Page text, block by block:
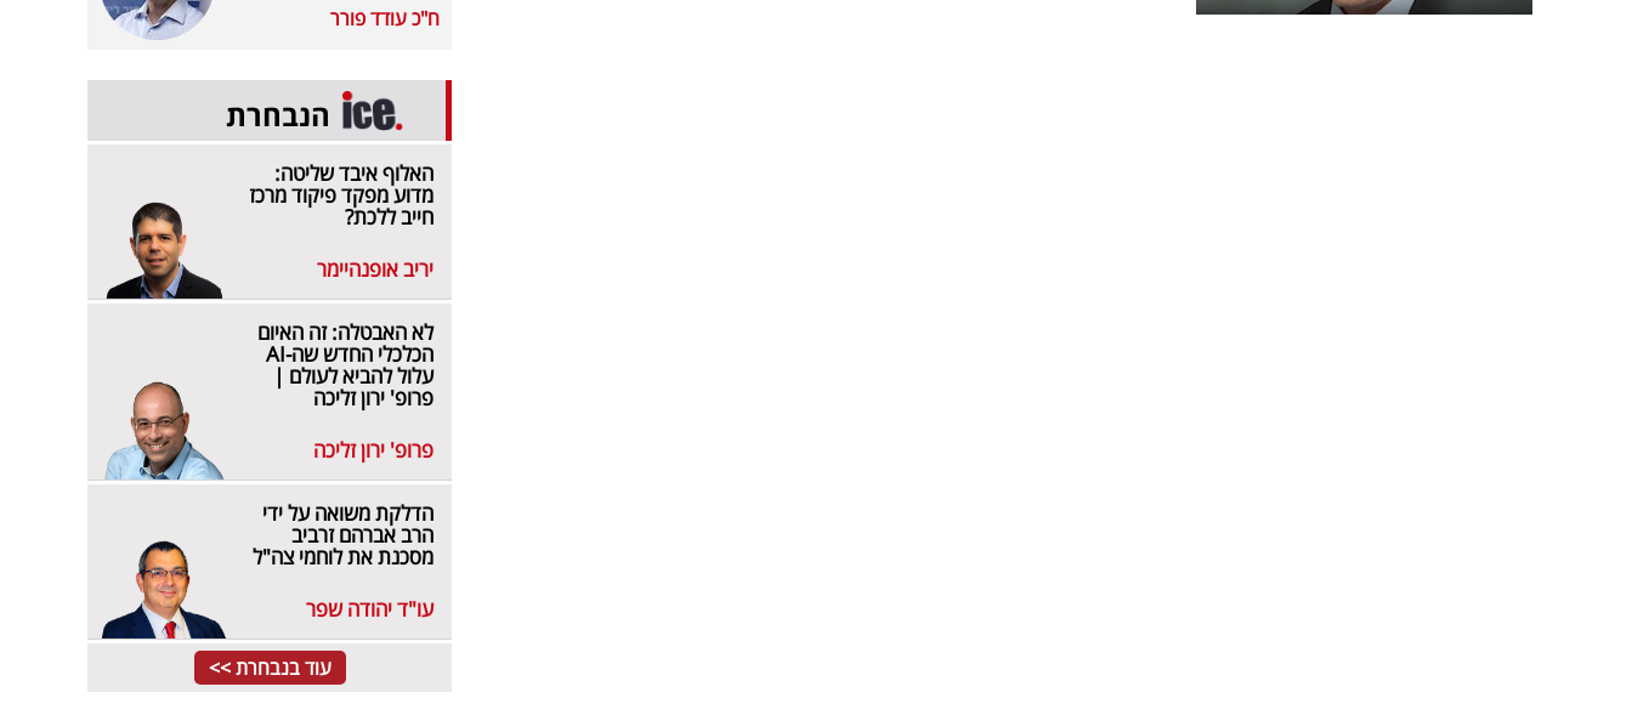
ח"כ עודד פורר
הנבחרת
האלוף איבד שליטה:
מדוע מפקד פיקוד מרכז
חייב ללכת?
יריב אופנהיימר
לא האבטלה: זה האיום
הכלכלי החדש שה-AI
עלול להביא לעולם |
פרופ' ירון זליכה
פרופ' ירון זליכה
הדלקת משואה על ידי
הרב אברהם זרביב
מסכנת את לוחמי צה"ל
עו"ד יהודה שפר
עוד בנבחרת >>